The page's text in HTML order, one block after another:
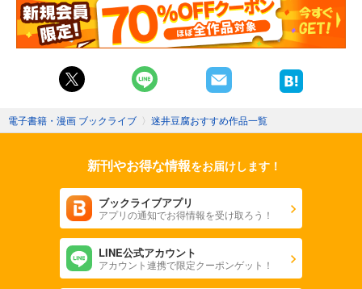
電子書籍・漫画 ブックライブ 〉 迷井豆腐おすすめ作品一覧
新刊やお得な情報をお届けします！
ブックライブアプリ
アプリの通知でお得情報を受け取ろう！
LINE公式アカウント
アカウント連携で限定クーポンゲット！